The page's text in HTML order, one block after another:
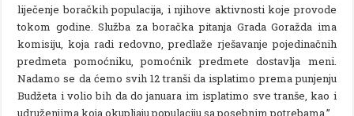
liječenje boračkih populacija, i njihove aktivnosti koje provode
tokom godine. Služba za boračka pitanja Grada Goražda ima
komisiju, koja radi redovno, predlaže rješavanje pojedinačnih
predmeta pomoćniku, pomoćnik predmete dostavlja meni.
Nadamo se da ćemo svih 12 tranši da isplatimo prema punjenju
Budžeta i volio bih da do januara im isplatimo sve tranše, kao i
udruženjima koja okupljaju populaciju sa posebnim potrebama.”